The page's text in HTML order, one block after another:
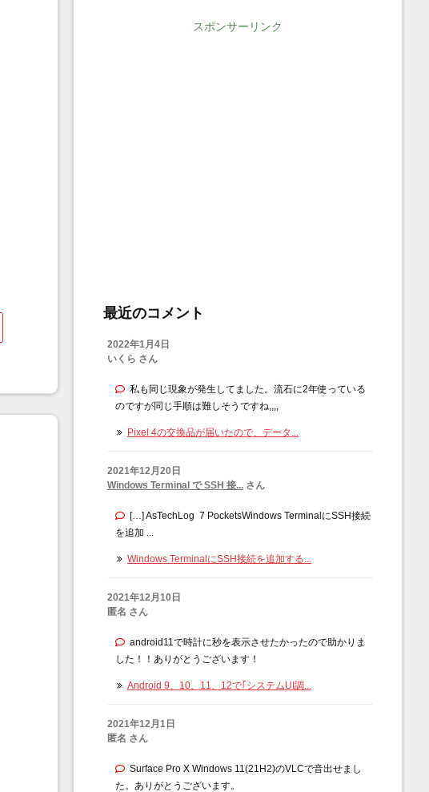
スポンサーリンク
最近のコメント
2022年1月4日
いくら さん
私も同じ現象が発生してました。流石に2年使っている
のですが同じ手順は難しそうですね,,,,
Pixel 4の交換品が届いたので、データ...
2021年12月20日
Windows Terminal で SSH 接... さん
[…] AsTechLog 7 PocketsWindows TerminalにSSH接続
を追加 ...
Windows TerminalにSSH接続を追加する...
2021年12月10日
匿名 さん
android11で時計に秒を表示させたかったので助かりま
した！！ありがとうございます！
Android 9、10、11、12で｢システムUI調...
2021年12月1日
匿名 さん
Surface Pro X Windows 11(21H2)のVLCで音出せまし
た。ありがとうございます。